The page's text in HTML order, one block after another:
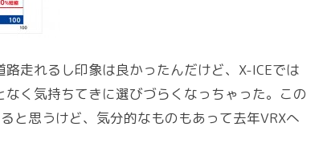
走れるし印象は良かったんだけど、X-ICEでは
く気持ちてきに選びづらくなっちゃった。この
と思うけど、気分的なものもあって去年VRXへ